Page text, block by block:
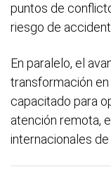
puntos de
riesgo de
En paralelo, el
transformación
capacitado para
atención remota,
internacionales